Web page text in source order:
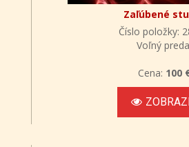
Zaľúbené
Číslo položky:
Voľný
Cena: 100